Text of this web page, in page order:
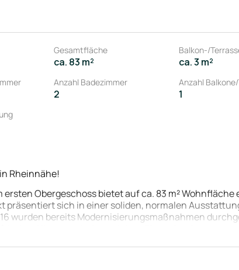
Gesamtfläche
ca. 83 m²
Balkon-/
ca. 3 m²
Anzahl Badezimmer
2
Anzahl
1
Rheinnähe!
Obergeschoss bietet auf ca. 83 m² Wohnfläche
präsentiert sich in einer soliden, normalen
wurden bereits Modernisierungsmaßnahmen
(Laminat) sowie der Innentüren inklusive